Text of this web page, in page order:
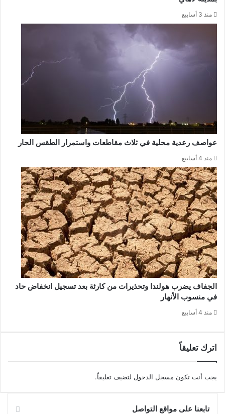
منذ 3 أسابيع
عواصف رعدية محلية في ثلاث مقاطعات واستمرار الطقس الحار
منذ 4 أسابيع
الجفاف يضرب هولندا وتحذيرات من كارثة بعد تسجيل انخفاض حاد
في منسوب الأنهار
منذ 4 أسابيع
اترك تعليقاً
يجب أنت تكون مسجل الدخول لتضيف تعليقاً.
تابعنا على مواقع التواصل